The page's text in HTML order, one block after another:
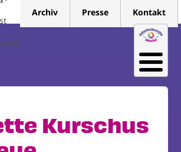
Archiv Presse Kontakt
Kurschus